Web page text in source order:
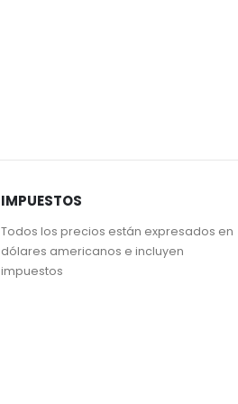
IMPUESTOS
Todos los precios están expresados en
dólares americanos e incluyen
impuestos